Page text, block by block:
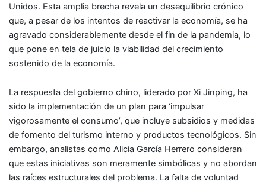
Unidos. Esta amplia brecha revela un desequilibrio crónico
que, a pesar de los intentos de reactivar la economía, se ha
agravado considerablemente desde el fin de la pandemia, lo
que pone en tela de juicio la viabilidad del crecimiento
sostenido de la economía.
La respuesta del gobierno chino, liderado por Xi Jinping, ha
sido la implementación de un plan para ‘impulsar
vigorosamente el consumo’, que incluye subsidios y medidas
de fomento del turismo interno y productos tecnológicos. Sin
embargo, analistas como Alicia García Herrero consideran
que estas iniciativas son meramente simbólicas y no abordan
las raíces estructurales del problema. La falta de voluntad